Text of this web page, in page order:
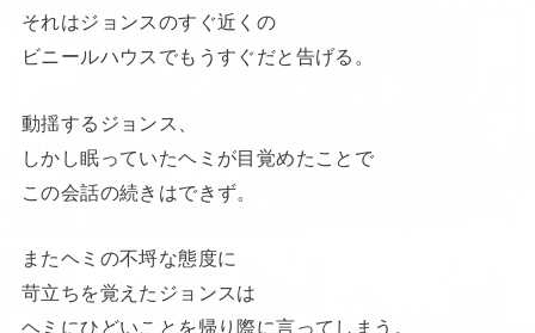
それはジョンスのすぐ近くの
ビニールハウスでもうすぐだと告げる。
動揺するジョンス、
しかし眠っていたヘミが目覚めたことで
この会話の続きはできず。
またヘミの不埒な態度に
苛立ちを覚えたジョンスは
ヘミにひどいことを帰り際に言ってしまう。